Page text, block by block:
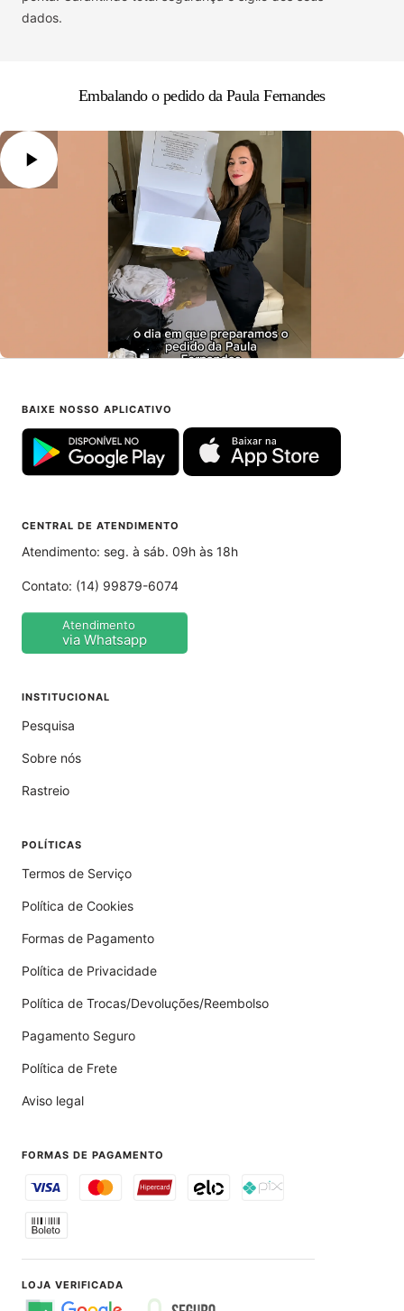
dados.
Embalando o pedido da Paula Fernandes
BAIXE NOSSO APLICATIVO
CENTRAL DE ATENDIMENTO
Atendimento: seg. à sáb. 09h às 18h
Contato: (14) 99879-6074
Atendimento
via Whatsapp
INSTITUCIONAL
Pesquisa
Sobre nós
Rastreio
POLÍTICAS
Termos de Serviço
Política de Cookies
Formas de Pagamento
Política de Privacidade
Política de Trocas/Devoluções/Reembolso
Pagamento Seguro
Política de Frete
Aviso legal
FORMAS DE PAGAMENTO
LOJA VERIFICADA